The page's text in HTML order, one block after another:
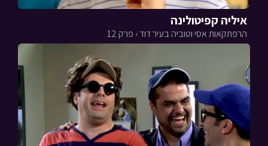
איליה קפיטולינה
הרפתקאות אסי וטוביה בעיר דוד › פרק 12